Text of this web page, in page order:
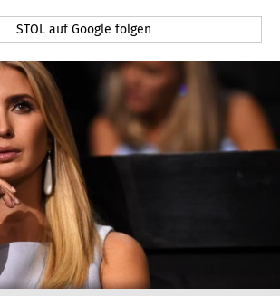
STOL auf Google folgen